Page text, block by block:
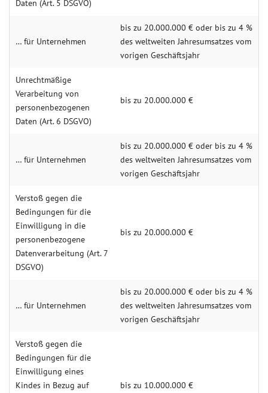
Daten (Art. 5 DSGVO)
… für Unternehmen
bis zu 20.000.000 € oder bis zu 4 %
des weltweiten Jahresumsatzes vom
vorigen Geschäftsjahr
Unrechtmäßige
Verarbeitung von
personenbezogenen
Daten (Art. 6 DSGVO)
bis zu 20.000.000 €
… für Unternehmen
bis zu 20.000.000 € oder bis zu 4 %
des weltweiten Jahresumsatzes vom
vorigen Geschäftsjahr
Verstoß gegen die
Bedingungen für die
Einwilligung in die
personenbezogene
Datenverarbeitung (Art. 7
DSGVO)
bis zu 20.000.000 €
… für Unternehmen
bis zu 20.000.000 € oder bis zu 4 %
des weltweiten Jahresumsatzes vom
vorigen Geschäftsjahr
Verstoß gegen die
Bedingungen für die
Einwilligung eines
Kindes in Bezug auf
bis zu 10.000.000 €